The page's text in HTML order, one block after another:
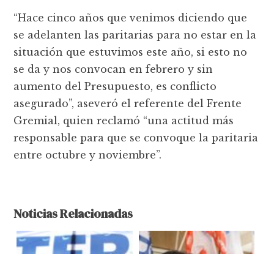
“Hace cinco años que venimos diciendo que
se adelanten las paritarias para no estar en la
situación que estuvimos este año, si esto no
se da y nos convocan en febrero y sin
aumento del Presupuesto, es conflicto
asegurado”, aseveró el referente del Frente
Gremial, quien reclamó “una actitud más
responsable para que se convoque la paritaria
entre octubre y noviembre”.
Noticias Relacionadas